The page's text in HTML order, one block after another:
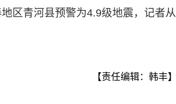
区青河县预警为4.9级地震，记者从
【责任编辑：韩丰】